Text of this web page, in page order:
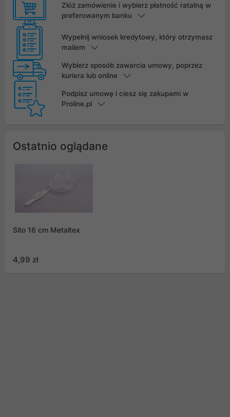
Złóż zamówienie i wybierz płatność ratalną w
preferowanym banku
Wypełnij wniosek kredytowy, który otrzymasz
mailem
Wybierz sposób zawarcia umowy, poprzez
kuriera lub online
Podpisz umowę i ciesz się zakupami w
Proline.pl
Ostatnio oglądane
Sito 16 cm Metaltex
4,99 zł